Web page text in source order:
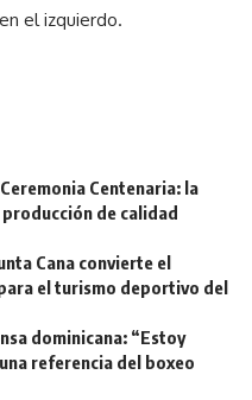
el izquierdo.
Centenaria: la
producción de calidad
Cana convierte el
el turismo deportivo del
dominicana: “Estoy
referencia del boxeo